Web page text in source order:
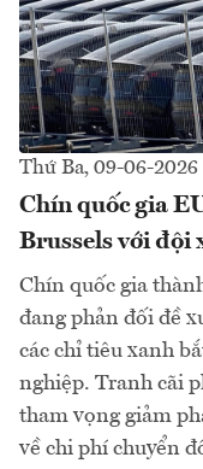
Thứ Ba, 09-06-2026
Chín quốc gia
Brussels với đội
Chín quốc gia
đang phản đối đề
các chỉ tiêu xanh
nghiệp. Tranh cãi
tham vọng giảm
về chi phí chuyển